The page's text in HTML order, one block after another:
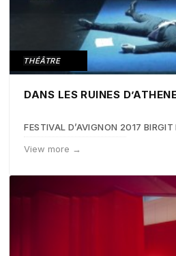
THÉÂTRE
DANS LES RUINES
FESTIVAL D’AVIGNON 2017 BIRGIT
View more →